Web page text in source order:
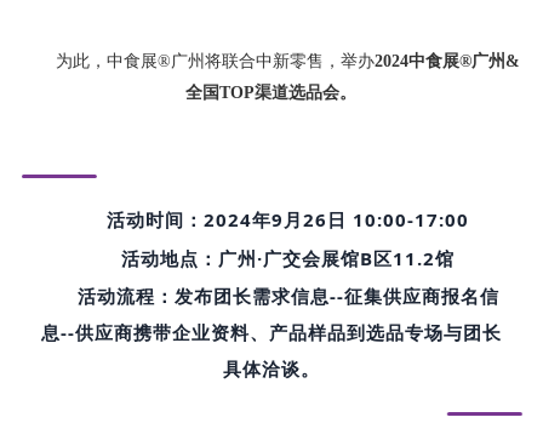
为此，中食展®广州将联合中新零售，举办2024中食展®广州&
全国TOP渠道选品会。
活动时间：2024年9月26日 10:00-17:00
活动地点：广州·广交会展馆B区11.2馆
活动流程：发布团长需求信息--征集供应商报名信
息--供应商携带企业资料、产品样品到选品专场与团长
具体洽谈。